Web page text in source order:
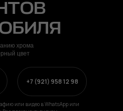
хрома
цвет
или видео в WhatsApp или
+7 (921) 958 12 98